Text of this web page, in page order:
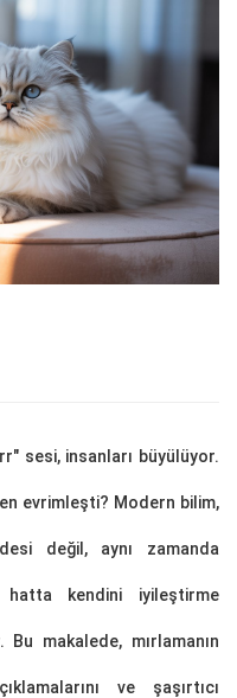
sesi, insanları büyülüyor.
evrimleşti? Modern bilim,
değil, aynı zamanda
kendini iyileştirme
makalede, mırlamanın
ve şaşırtıcı